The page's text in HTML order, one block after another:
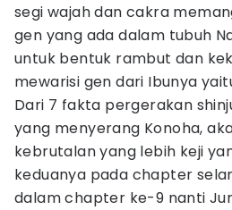
segi wajah dan cakra
gen yang ada dalam tubuh
untuk bentuk rambut dan
mewarisi gen dari Ibunya
Dari 7 fakta pergerakan
yang menyerang Konoha,
kebrutalan yang lebih keji
keduanya pada chapter
dalam chapter ke-9 nanti